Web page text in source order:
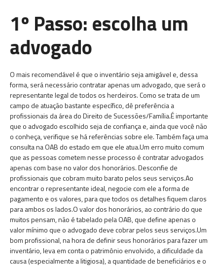
1º Passo: escolha um
advogado
O mais recomendável é que o inventário seja amigável e, dessa
forma, será necessário contratar apenas um advogado, que será o
representante legal de todos os herdeiros. Como se trata de um
campo de atuação bastante específico, dê preferência a
profissionais da área do Direito de Sucessões/Família.É importante
que o advogado escolhido seja de confiança e, ainda que você não
o conheça, verifique se há referências sobre ele. Também faça uma
consulta na OAB do estado em que ele atua.Um erro muito comum
que as pessoas cometem nesse processo é contratar advogados
apenas com base no valor dos honorários. Desconfie de
profissionais que cobram muito barato pelos seus serviços.Ao
encontrar o representante ideal, negocie com ele a forma de
pagamento e os valores, para que todos os detalhes fiquem claros
para ambos os lados.O valor dos honorários, ao contrário do que
muitos pensam, não é tabelado pela OAB, que define apenas o
valor mínimo que o advogado deve cobrar pelos seus serviços.Um
bom profissional, na hora de definir seus honorários para fazer um
inventário, leva em conta o patrimônio envolvido, a dificuldade da
causa (especialmente a litigiosa), a quantidade de beneficiários e o